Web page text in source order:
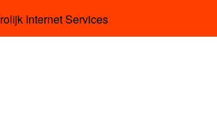
Internet Services